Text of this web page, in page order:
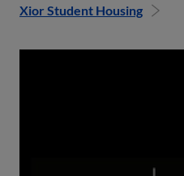
Xior Student Housing